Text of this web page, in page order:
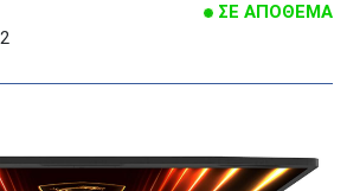
ΣΕ ΑΠΟΘΕΜΑ